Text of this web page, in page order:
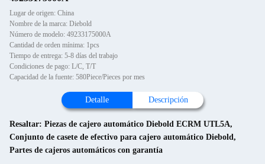
Lugar de origen: China
Nombre de la marca: Diebold
Número de modelo: 49233175000A
Cantidad de orden mínima: 1pcs
Tiempo de entrega: 5-8 días del trabajo
Condiciones de pago: L/C, T/T
Capacidad de la fuente: 580Piece/Pieces por mes
Detalle Descripción
Resaltar: Piezas de cajero automático Diebold ECRM UTL5A,
Conjunto de casete de efectivo para cajero automático Diebold,
Partes de cajeros automáticos con garantía